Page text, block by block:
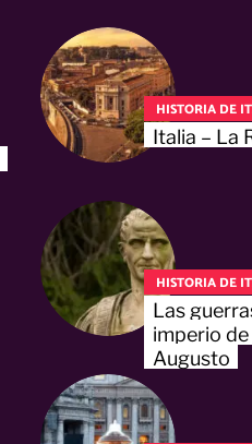
HISTORIA DE
Italia – La
HISTORIA DE
Las
imperio
Augusto